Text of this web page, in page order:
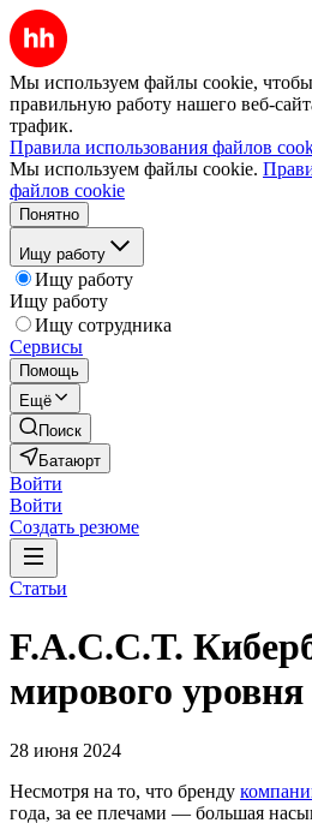
Мы используем файлы cookie, чтобы
правильную работу нашего веб-
трафик.
Правила использования файлов
Мы используем файлы cookie.
файлов cookie
Понятно
Ищу работу
Ищу работу
Ищу работу
Ищу сотрудника
Сервисы
Помощь
Ещё
Поиск
Батаюрт
Войти
Войти
Создать резюме
Статьи
F.A.C.C.T.
мирового уровня
28 июня 2024
Несмотря на то, что бренду
года, за ее плечами — большая